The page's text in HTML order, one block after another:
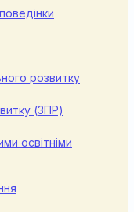
розвитку
(ЗПР)
освітніми